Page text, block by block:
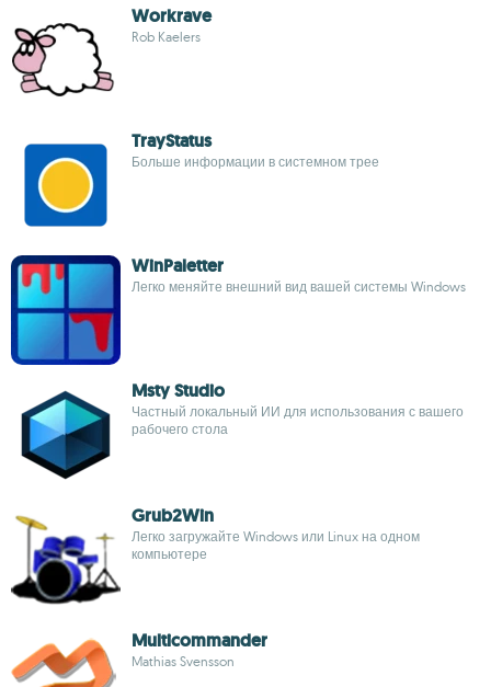
Workrave
Rob Kaelers
TrayStatus
Больше информации в системном трее
WinPaletter
Легко меняйте внешний вид вашей системы Windows
Msty Studio
Частный локальный ИИ для использования с вашего
рабочего стола
Grub2Win
Легко загружайте Windows или Linux на одном
компьютере
Multicommander
Mathias Svensson